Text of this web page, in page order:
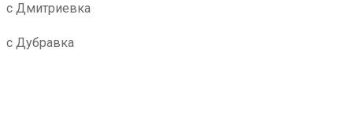
с Дмитриевка
с Дубравка